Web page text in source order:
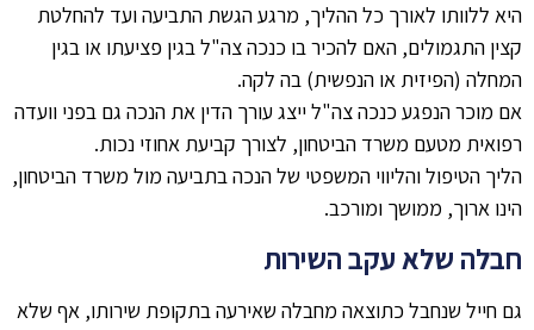
היא ללוותו לאורך כל ההליך, מרגע הגשת התביעה ועד להחלטת
קצין התגמולים, האם להכיר בו כנכה צה"ל בגין פציעתו או בגין
המחלה (הפיזית או הנפשית) בה לקה.
אם מוכר הנפגע כנכה צה"ל ייצג עורך הדין את הנכה גם בפני וועדה
רפואית מטעם משרד הביטחון, לצורך קביעת אחוזי נכות.
הליך הטיפול והליווי המשפטי של הנכה בתביעה מול משרד הביטחון,
הינו ארוך, ממושך ומורכב.
חבלה שלא עקב השירות
גם חייל שנחבל כתוצאה מחבלה שאירעה בתקופת שירותו, אף שלא